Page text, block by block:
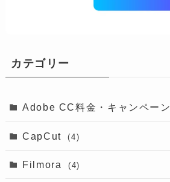
カテゴリー
Adobe CC料金・キャンペーン
CapCut (4)
Filmora (4)